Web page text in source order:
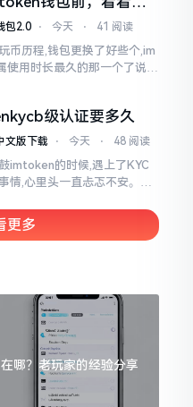
说
包2.0 ⋅ 今天 ⋅ 41 阅读
币历程,钱包更换了好些个,im
使用时长最久的那一个了说实
级认证要多久
版下载 ⋅ 今天 ⋅ 48 阅读
imtoken的时候,遇上了KYC
情,心里头一直忐忑不安。B
几位玩币的朋友打听了下,大家
样
更多
哪？老玩家的经验分享